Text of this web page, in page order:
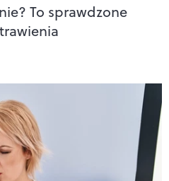
To sprawdzone